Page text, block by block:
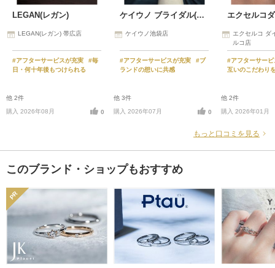
LEGAN(レガン)
LEGAN(レガン) 帯広店
#アフターサービスが充実
#毎
日・何十年後もつけられる
他 2件
購入 2026年08月
0
ケイウノ ブライダル(K.UNO BRIDAL)
ケイウノ池袋店
#アフターサービスが充実
#ブ
ランドの想いに共感
他 3件
購入 2026年07月
0
エクセルコ ダ
ルコ店
#アフターサー
互いのこだわり
他 2件
購入 2026年01月
もっと口コミを見る
このブランド・ショップもおすすめ